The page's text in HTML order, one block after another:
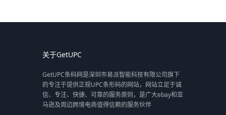
关于GetUPC
GetUPC条码网是深圳市易派智能科技有限公司旗下
的专注于提供正规UPC条形码的网站，网站立足于诚
信、专注、快捷、可靠的服务原则，是广大ebay和亚
马逊及周边跨境电商值得信赖的服务伙伴